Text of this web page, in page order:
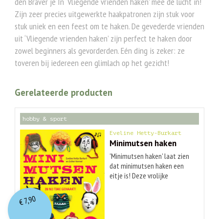
Zijn zeer precies uitgewerkte haakpatronen zijn stuk voor
stuk uniek en een feest om te haken. De gevederde vrienden
uit ‘Vliegende vrienden haken’ zijn perfect te haken door
zowel beginners als gevorderden. Eén ding is zeker: ze
toveren bij iedereen een glimlach op het gezicht!
Gerelateerde producten
hobby & sport
Eveline Hetty-Burkart
Minimutsen haken
'Minimutsen haken' laat zien
dat minimutsen haken een
eitje is! Deze vrolijke
€7,90